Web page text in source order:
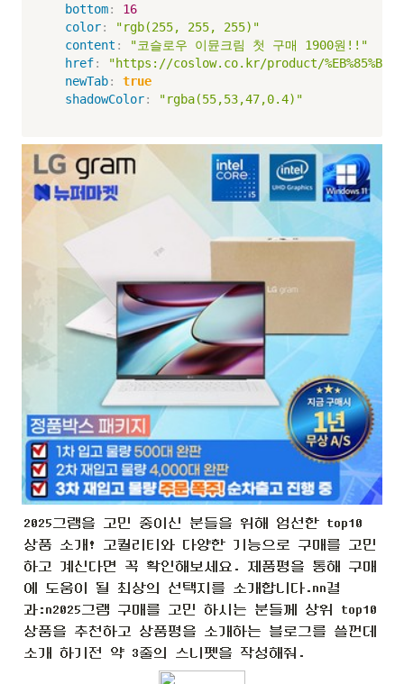
bottom:
16
color:
"rgb(255, 255, 255)"
content :
"코슬로우 이뮨크림 첫 구매 1900원!!"
href:
"https://coslow.co.kr/product/
newTab:
true
shadowColor: "rgba(55,53,47,0.4)"
2025그램을 고민 중이신 분들을 위해 엄선한 top10
상품 소개! 고퀄리티와 다양한 기능으로 구매를 고민
하고 계신다면 꼭 확인해보세요. 제품평을 통해 구매
에 도움이 될 최상의 선택지를 소개합니다.nn결
과:n2025그램 구매를 고민 하시는 분들께 상위 top10
상품을 추천하고 상품평을 소개하는 블로그를 쓸껀데
소개 하기전 약 3줄의 스니펫을 작성해줘.